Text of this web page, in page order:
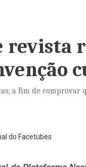
revista
a fim de comprovar
do Facetubes